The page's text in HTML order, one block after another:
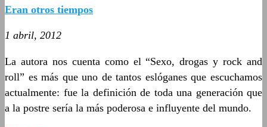
Eran otros tiempos
1 abril, 2012
La autora nos cuenta como el “Sexo, drogas y rock and
roll” es más que uno de tantos eslóganes que escuchamos
actualmente: fue la definición de toda una generación que
a la postre sería la más poderosa e influyente del mundo.